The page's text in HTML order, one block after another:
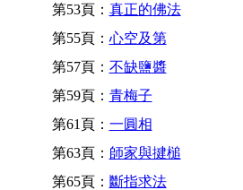
第53頁： 真正的佛法
第55頁： 心空及第
第57頁： 不缺鹽醬
第59頁： 青梅子
第61頁： 一圓相
第63頁： 師家與揵槌
第65頁： 斷指求法